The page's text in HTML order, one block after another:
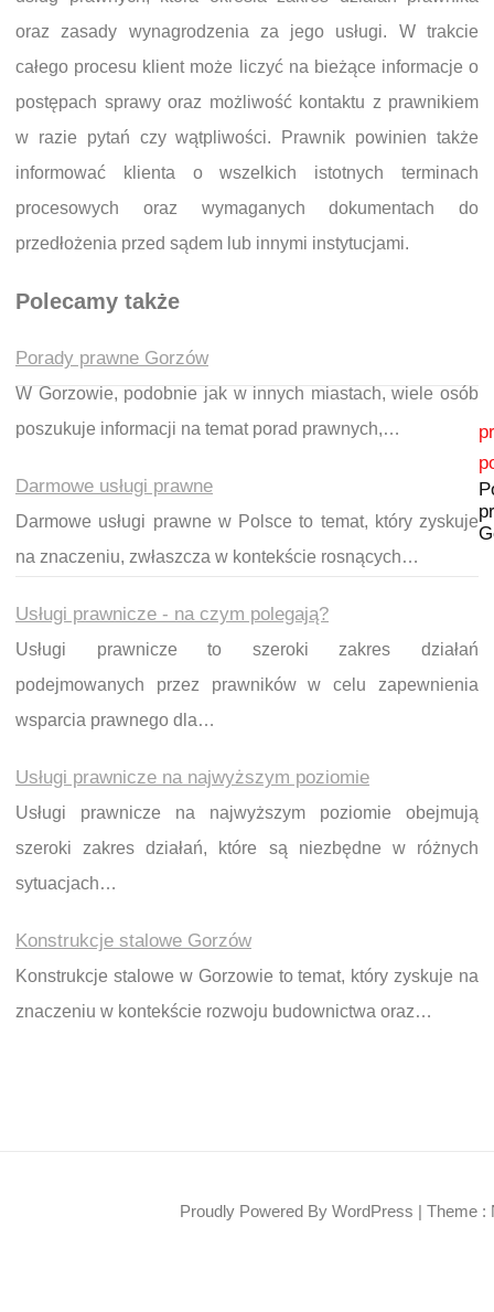
oraz zasady wynagrodzenia za jego usługi. W trakcie
całego procesu klient może liczyć na bieżące informacje o
postępach sprawy oraz możliwość kontaktu z prawnikiem
w razie pytań czy wątpliwości. Prawnik powinien także
informować klienta o wszelkich istotnych terminach
procesowych oraz wymaganych dokumentach do
przedłożenia przed sądem lub innymi instytucjami.
Polecamy także
Porady prawne Gorzów
W Gorzowie, podobnie jak w innych miastach, wiele osób
poszukuje informacji na temat porad prawnych,…
Darmowe usługi prawne
Darmowe usługi prawne w Polsce to temat, który zyskuje
na znaczeniu, zwłaszcza w kontekście rosnących…
Usługi prawnicze - na czym polegają?
Usługi prawnicze to szeroki zakres działań
podejmowanych przez prawników w celu zapewnienia
wsparcia prawnego dla…
Usługi prawnicze na najwyższym poziomie
Usługi prawnicze na najwyższym poziomie obejmują
szeroki zakres działań, które są niezbędne w różnych
sytuacjach…
Konstrukcje stalowe Gorzów
Konstrukcje stalowe w Gorzowie to temat, który zyskuje na
znaczeniu w kontekście rozwoju budownictwa oraz…
Nawigacja wpisu
Proudly Powered By WordPress | Theme :